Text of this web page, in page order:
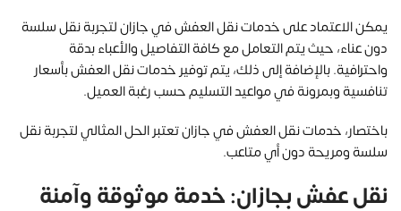
يمكن الاعتماد على خدمات نقل العفش في جازان لتجربة نقل سلسة
دون عناء، حيث يتم التعامل مع كافة التفاصيل والأعباء بدقة
واحترافية. بالإضافة إلى ذلك، يتم توفير خدمات نقل العفش بأسعار
تنافسية وبمرونة في مواعيد التسليم حسب رغبة العميل.
باختصار، خدمات نقل العفش في جازان تعتبر الحل المثالي لتجربة نقل
سلسة ومريحة دون أي متاعب.
نقل عفش بجازان: خدمة موثوقة وآمنة